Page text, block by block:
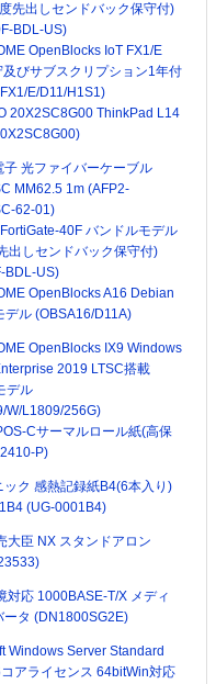
先出しセンドバック保守付)
BDL-US)
OpenBlocks IoT FX1/E
及びサブスクリプション1年付
E/D11/H1S1)
20X2SC8G00 ThinkPad L14
子 光ファイバーケーブル
MM62.5 1m (AFP2-
62-01)
40F バンドルモデル
出しセンドバック保守付)
BDL-US)
OpenBlocks A16 Debian
デル (OBSA16/D11A)
OpenBlocks IX9 Windows
2019 LTSC搭載
デル
W/L1809/256G)
Cサーマルロール紙(高保
P)
ック 感熱記録紙B4(6本入り)
(UG-0001B4)
大臣 NX スタンドアロン
対応 1000BASE-T/X メディ
ータ (DN1800SG2E)
Windows Server Standard
アライセンス 64bitWin対応